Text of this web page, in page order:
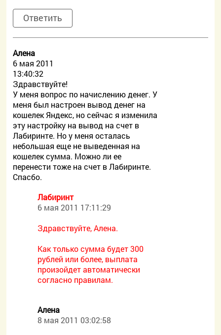
Ответить
Алена
6 мая 2011
13:40:32
Здравствуйте!
У меня вопрос по начислению денег. У
меня был настроен вывод денег на
кошелек Яндекс, но сейчас я изменила
эту настройку на вывод на счет в
Лабиринте. Но у меня осталась
небольшая еще не выведенная на
кошелек сумма. Можно ли ее
перенести тоже на счет в Лабиринте.
Спасбо.
Лабиринт
6 мая 2011 17:11:29
Здравствуйте, Алена.
Как только сумма будет 300
рублей или более, выплата
произойдет автоматически
согласно правилам.
Алена
8 мая 2011 03:02:58